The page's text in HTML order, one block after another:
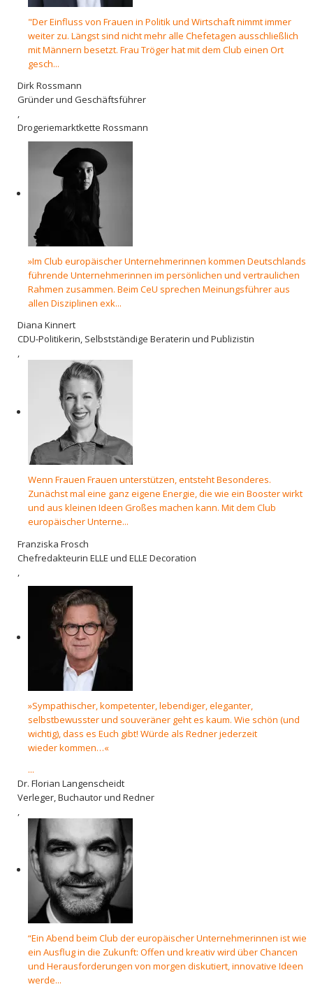
"Der Einfluss von Frauen in Politik und Wirtschaft nimmt immer
weiter zu. Längst sind nicht mehr alle Chefetagen ausschließlich
mit Männern besetzt. Frau Tröger hat mit dem Club einen Ort
gesch...
Dirk Rossmann
Gründer und Geschäftsführer
,
Drogeriemarktkette Rossmann
»Im Club europäischer Unternehmerinnen kommen Deutschlands
führende Unternehmerinnen im persönlichen und vertraulichen
Rahmen zusammen. Beim CeU sprechen Meinungsführer aus
allen Disziplinen exk...
Diana Kinnert
CDU-Politikerin, Selbstständige Beraterin und Publizistin
,
Wenn Frauen Frauen unterstützen, entsteht Besonderes.
Zunächst mal eine ganz eigene Energie, die wie ein Booster wirkt
und aus kleinen Ideen Großes machen kann. Mit dem Club
europäischer Unterne...
Franziska Frosch
Chefredakteurin ELLE und ELLE Decoration
»Sympathischer, kompetenter, lebendiger, eleganter,
selbstbewusster und souveräner geht es kaum. Wie schön (und
wichtig), dass es Euch gibt! Würde als Redner jederzeit
wieder kommen…«
...
Dr. Florian Langenscheidt
Verleger, Buchautor und Redner
,
“Ein Abend beim Club der europäischer Unternehmerinnen ist wie
ein Ausflug in die Zukunft: Offen und kreativ wird über Chancen
und Herausforderungen von morgen diskutiert, innovative Ideen
werde...